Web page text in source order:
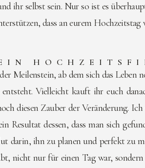
ihr selbst sein. Nur so ist es
dass an eurem
Meilenstein, ab dem sich das Leben
entsteht. Vielleicht kauft ihr euch
diesen Zauber der Veränderung.
Resultat dessen, dass man sich
darin, ihn zu planen und perfekt zu
nicht nur für einen Tag war,